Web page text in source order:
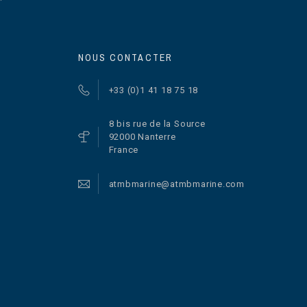
NOUS CONTACTER
+33 (0)1 41 18 75 18
8 bis rue de la Source
92000 Nanterre
France
atmbmarine@atmbmarine.com